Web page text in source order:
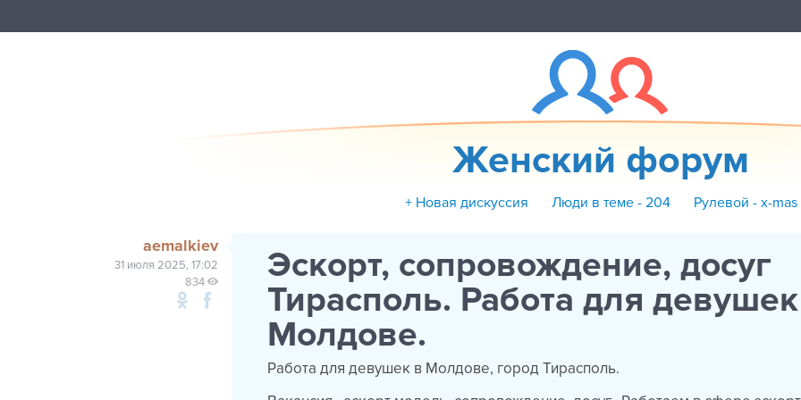
Женский форум
+ Новая дискуссия Люди в теме - 204 Рулевой - x-mas
aemalkiev
31 июля 2025, 17:02
834
Эскорт, сопровождение, досуг
Тирасполь. Работа для
Молдове.
Работа для девушек в Молдове, город Тирасполь.